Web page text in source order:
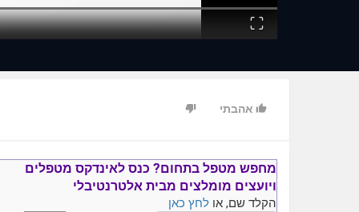
אהבתי
מחפש מטפל בתחום? כנס לאינדקס מטפלים
ויועצים מומלצים מבית אלטרנטיבלי
הקלד שם, או לחץ כאן